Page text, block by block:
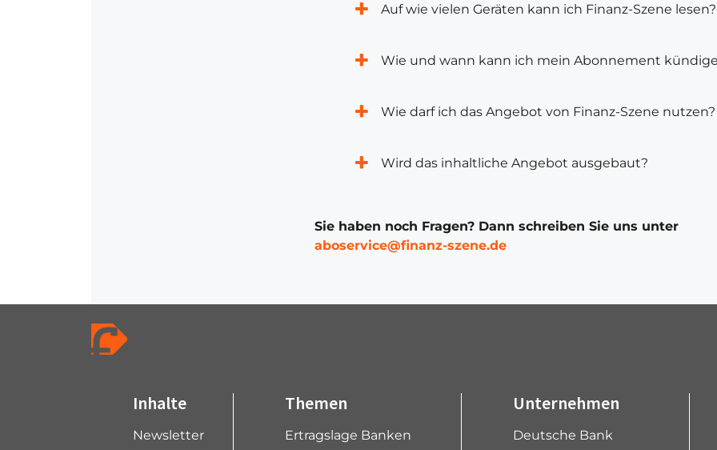
Auf wie vielen Geräten kann ich Finanz-Szene lesen?
Wie und wann kann ich mein Abonnement
Wie darf ich das Angebot von Finanz-Szene nutzen?
Wird das inhaltliche Angebot ausgebaut?
Sie haben noch Fragen? Dann schreiben Sie uns unter
aboservice@finanz-szene.de
Inhalte
Newsletter
Themen
Ertragslage Banken
Unternehmen
Deutsche Bank